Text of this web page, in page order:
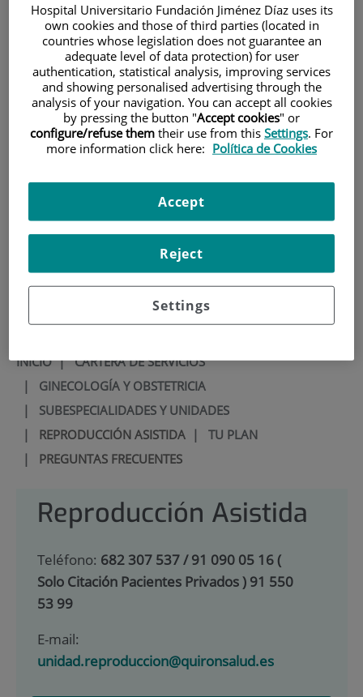
Investigación
Docencia
Teléfono de atención al usuario
900 301 013
INICIO|CARTERA DE SERVICIOS
| GINECOLOGÍA Y OBSTETRICIA
| SUBESPECIALIDADES Y UNIDADES
| REPRODUCCIÓN ASISTIDA| TU PLAN
| PREGUNTAS FRECUENTES
Reproducción Asistida
Teléfono: 682 307 537 / 91 090 05 16 (
Solo Citación Pacientes Privados ) 91 550
53 99
E-mail:
unidad.reproduccion@quironsalud.es
Hospital Universitario Fundación Jiménez Díaz uses its
own cookies and those of third parties (located in
countries whose legislation does not guarantee an
adequate level of data protection) for user
authentication, statistical analysis, improving services
and showing personalised advertising through the
analysis of your navigation. You can accept all cookies
by pressing the button "Accept cookies" or
configure/refuse them their use from this Settings. For
more information click here: Política de Cookies
Settings
Reject
Accept